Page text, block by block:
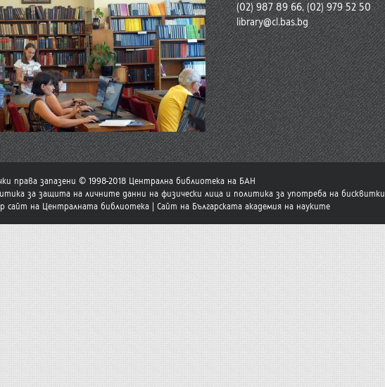
(02) 987 89 66, (02) 979 52 50
library@cl.bas.bg
права запазени © 1998-2018 Централна библиотека на БАН
за защита на личните данни на физически лица и политика за употреба на бисквитки
сайт на Централната библиотека
Сайт на Българската академия на науките